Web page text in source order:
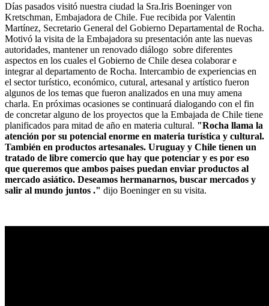
Días pasados visitó nuestra ciudad la Sra.Iris Boeninger von
Kretschman, Embajadora de Chile. Fue recibida por Valentin
Martínez, Secretario General del Gobierno Departamental de Rocha.
Motivó la visita de la Embajadora su presentación ante las nuevas
autoridades, mantener un renovado diálogo sobre diferentes
aspectos en los cuales el Gobierno de Chile desea colaborar e
integrar al departamento de Rocha. Intercambio de experiencias en
el sector turístico, económico, cutural, artesanal y artístico fueron
algunos de los temas que fueron analizados en una muy amena
charla. En próximas ocasiones se continuará dialogando con el fin
de concretar alguno de los proyectos que la Embajada de Chile tiene
planificados para mitad de año en materia cultural. "Rocha llama la
atención por su potencial enorme en materia turística y cultural.
También en productos artesanales. Uruguay y Chile tienen un
tratado de libre comercio que hay que potenciar y es por eso
que queremos que ambos paises puedan enviar productos al
mercado asiático. Deseamos hermanarnos, buscar mercados y
salir al mundo juntos ." dijo Boeninger en su visita.